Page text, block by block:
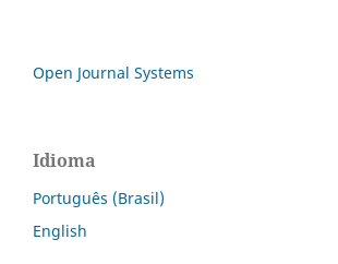
Open Journal Systems
Idioma
Português (Brasil)
English